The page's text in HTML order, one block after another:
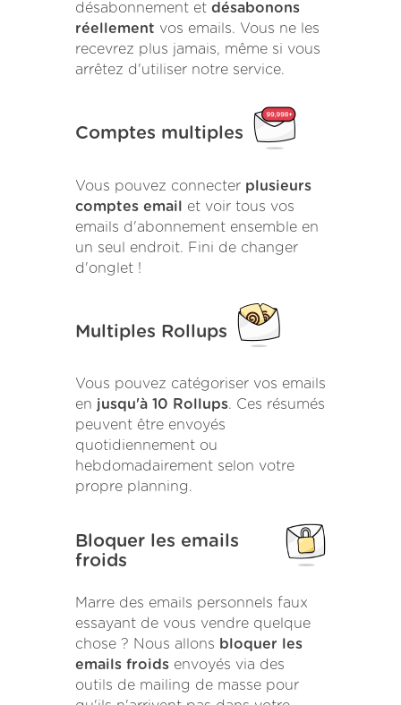
désabonnement et désabonons
réellement vos emails. Vous ne les
recevrez plus jamais, même si vous
arrêtez d'utiliser notre service.
Comptes multiples
Vous pouvez connecter plusieurs
comptes email
et voir tous vos
emails d'abonnement ensemble en
un seul endroit. Fini de changer
d'onglet !
Multiples Rollups
Vous pouvez catégoriser vos emails
en jusqu'à 10 Rollups. Ces résumés
peuvent être envoyés
quotidiennement ou
hebdomadairement selon votre
propre planning.
Bloquer les emails
froids
Marre des emails personnels faux
essayant de vous vendre quelque
chose ? Nous allons bloquer les
emails froids envoyés via des
outils de mailing de masse pour